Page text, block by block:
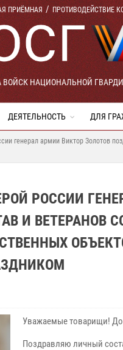
ПРИЁМНАЯ ПРОТИВОДЕЙСТВИЕ
НАЦИОНАЛЬНОЙ
ДЕЯТЕЛЬНОСТЬ ДЛЯ
генерал армии Виктор Золотов
РОССИИ
И ВЕТЕРАНОВ
Уважаемые товарищи!
Поздравляю личный